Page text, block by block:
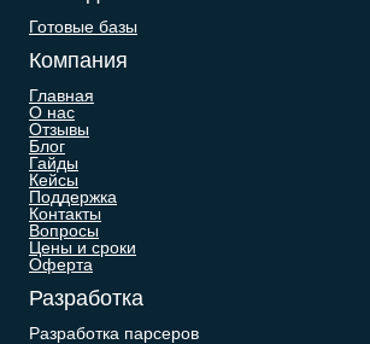
Готовые базы
Компания
Главная
О нас
Отзывы
Блог
Гайды
Кейсы
Поддержка
Контакты
Вопросы
Цены и сроки
Оферта
Разработка
Разработка парсеров